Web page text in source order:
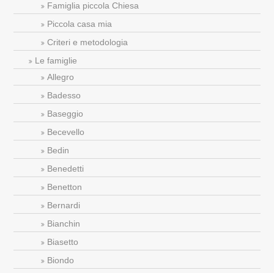
Famiglia piccola Chiesa
Piccola casa mia
Criteri e metodologia
Le famiglie
Allegro
Badesso
Baseggio
Becevello
Bedin
Benedetti
Benetton
Bernardi
Bianchin
Biasetto
Biondo